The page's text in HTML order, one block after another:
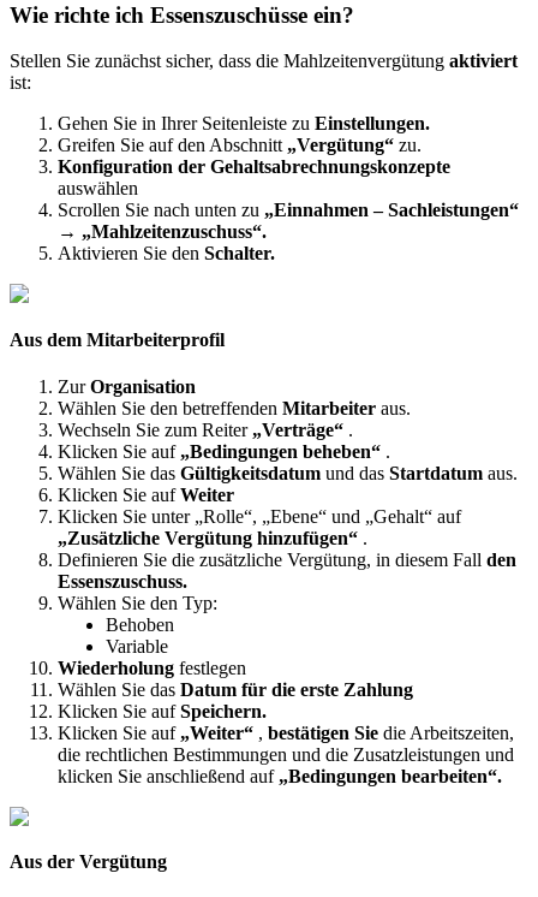
Wie richte ich Essenszuschüsse ein?
Stellen Sie zunächst sicher, dass die Mahlzeitenvergütung aktiviert
ist:
Gehen Sie in Ihrer Seitenleiste zu Einstellungen.
Greifen Sie auf den Abschnitt „Vergütung“ zu.
Konfiguration der Gehaltsabrechnungskonzepte
auswählen
Scrollen Sie nach unten zu „Einnahmen – Sachleistungen“
→ „Mahlzeitenzuschuss“.
Aktivieren Sie den Schalter.
Aus dem Mitarbeiterprofil
Zur Organisation
Wählen Sie den betreffenden Mitarbeiter aus.
Wechseln Sie zum Reiter „Verträge“ .
Klicken Sie auf „Bedingungen beheben“ .
Wählen Sie das Gültigkeitsdatum und das Startdatum aus.
Klicken Sie auf Weiter
Klicken Sie unter „Rolle“, „Ebene“ und „Gehalt“ auf
„Zusätzliche Vergütung hinzufügen“ .
Definieren Sie die zusätzliche Vergütung, in diesem Fall den
Essenszuschuss.
Wählen Sie den Typ:
Behoben
Variable
Wiederholung festlegen
Wählen Sie das Datum für die erste Zahlung
Klicken Sie auf Speichern.
Klicken Sie auf „Weiter“ , bestätigen Sie die Arbeitszeiten,
die rechtlichen Bestimmungen und die Zusatzleistungen und
klicken Sie anschließend auf „Bedingungen bearbeiten“.
Aus der Vergütung